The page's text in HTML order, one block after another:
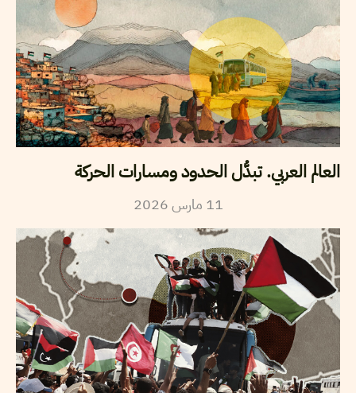
العالم العربي. تبدُّل الحدود ومسارات الحركة
11 مارس2026